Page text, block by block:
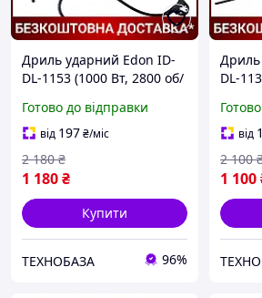
Дриль ударний Edon ID-
DL-1153 (1000 Вт, 2800 об/
Готово до відправки
від 197₴/міс
1 180₴
2 180 ₴
Купити
ТЕХНОБАЗА 96%
Дриль
DL-
від
1 100
2 100